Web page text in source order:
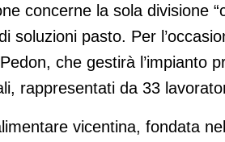
concerne la sola divisione
soluzioni pasto. Per
che gestirà l’impianto
rappresentati da 33
vicentina, fondata